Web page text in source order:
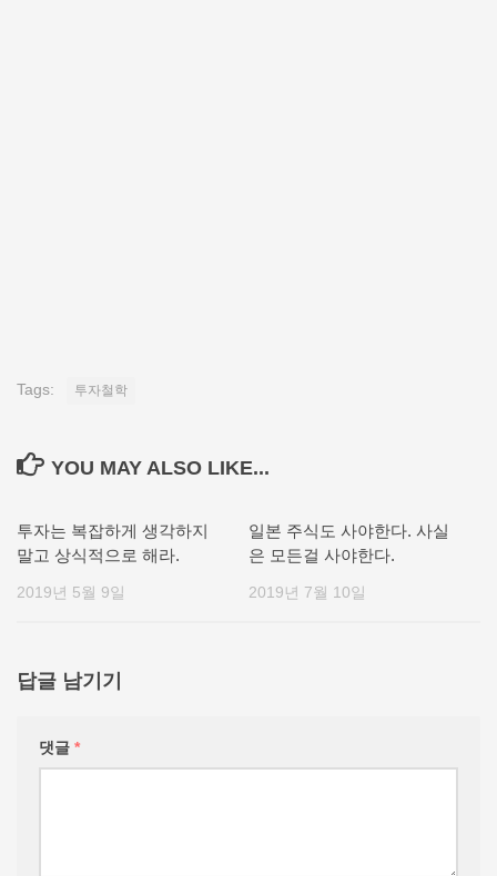
Tags: 투자철학
YOU MAY ALSO LIKE...
투자는 복잡하게 생각하지
말고 상식적으로 해라.
2019년 5월 9일
일본 주식도 사야한다. 사실
은 모든걸 사야한다.
2019년 7월 10일
답글 남기기
댓글 *